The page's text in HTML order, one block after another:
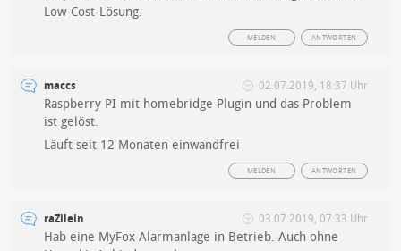
Low-Cost-Lösung.
ANTWORTEN
MELDEN
maccs 02.07.2019, 18:37 Uhr
Raspberry PI mit homebridge Plugin und das Problem
ist gelöst.
Läuft seit 12 Monaten einwandfrei
ANTWORTEN
MELDEN
raZilein 03.07.2019, 07:33 Uhr
Hab eine MyFox Alarmanlage in Betrieb. Auch ohne